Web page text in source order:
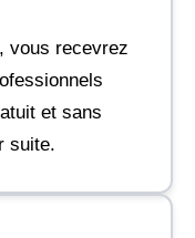
vous recevrez
et sans
suite.